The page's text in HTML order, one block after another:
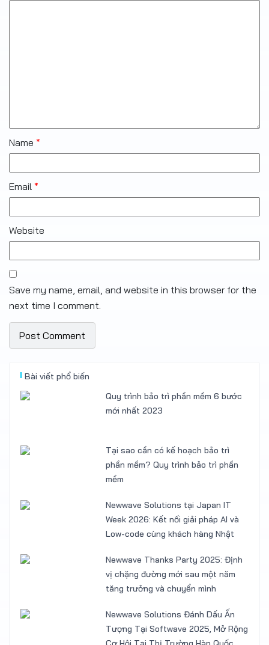
Name *
Email *
Website
Save my name, email, and website in this browser for the
next time I comment.
Bài viết phổ biến
Quy trình bảo trì phần mềm 6 bước
mới nhất 2023
Tại sao cần có kế hoạch bảo trì
phần mềm? Quy trình bảo trì phần
mềm
Newwave Solutions tại Japan IT
Week 2026: Kết nối giải pháp AI và
Low-code cùng khách hàng Nhật
Newwave Thanks Party 2025: Định
vị chặng đường mới sau một năm
tăng trưởng và chuyển mình
Newwave Solutions Đánh Dấu Ấn
Tượng Tại Softwave 2025, Mở Rộng